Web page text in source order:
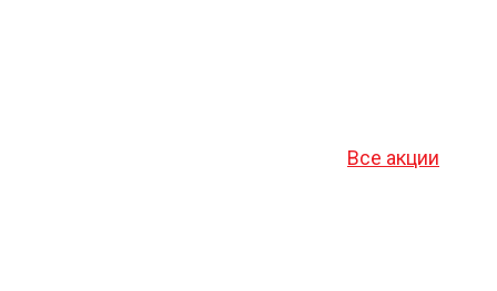
Все акции